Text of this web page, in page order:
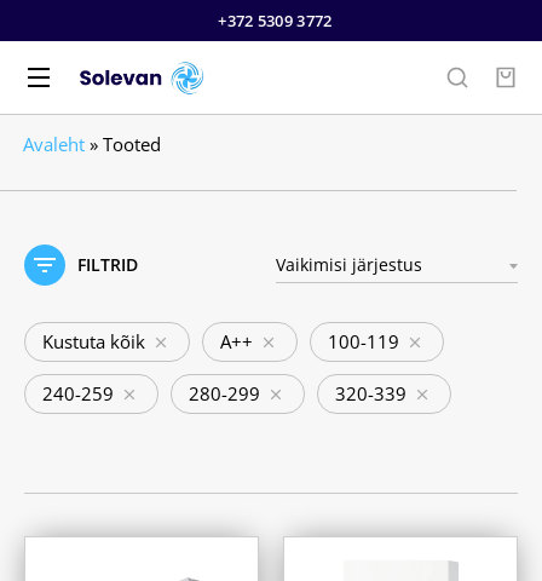
+372 5309 3772
Avaleht » Tooted
FILTRID
Kustuta kõik A++ 100-119
240-259 280-299 320-339